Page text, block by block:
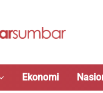
Ekonomi